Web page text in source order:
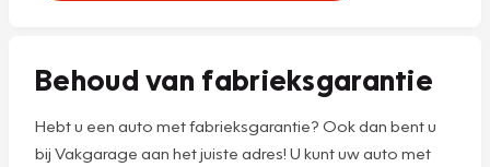
Behoud van fabrieksgarantie
Hebt u een auto met fabrieksgarantie? Ook dan bent u
bij Vakgarage aan het juiste adres! U kunt uw auto met